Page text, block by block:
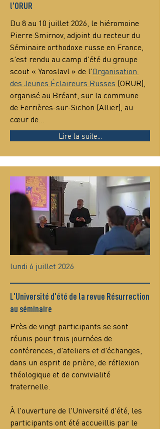
l'ORUR
Du 8 au 10 juillet 2026, le hiéromoine
Pierre Smirnov, adjoint du recteur du
Séminaire orthodoxe russe en France,
s'est rendu au camp d'été du groupe
scout « Yaroslavl » de l'Organisation
des Jeunes Éclaireurs Russes (ORUR),
organisé au Bréant, sur la commune
de Ferrières-sur-Sichon (Allier), au
cœur de…
Lire la suite...
lundi 6 juillet 2026
L'Université d'été de la revue Résurrection
au séminaire
Près de vingt participants se sont
réunis pour trois journées de
conférences, d'ateliers et d'échanges,
dans un esprit de prière, de réflexion
théologique et de convivialité
fraternelle.
À l'ouverture de l'Université d'été, les
participants ont été accueillis par le